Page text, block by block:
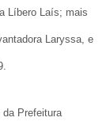
Líbero Laís; mais
Laryssa, e
Prefeitura